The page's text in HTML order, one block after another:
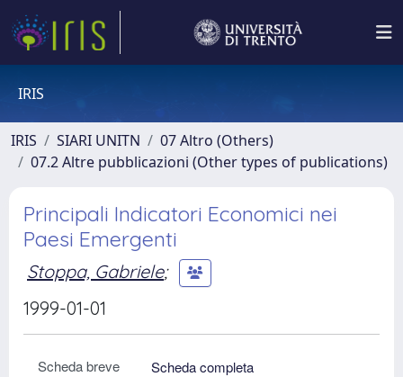
IRIS
IRIS SIARI UNITN
07 Altro (Others)
07.2 Altre pubblicazioni (Other types of publications)
Principali Indicatori Economici nei
Paesi Emergenti
Stoppa, Gabriele;
1999-01-01
Scheda breve
Scheda completa